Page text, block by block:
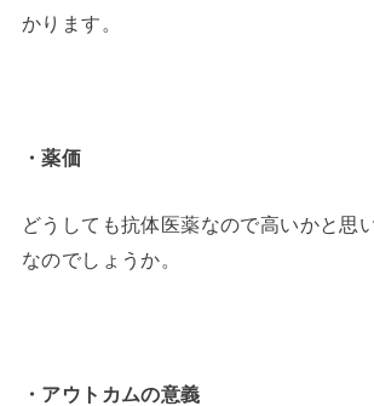
かります。
・薬価
どうしても抗体医薬なので高いかと思
なのでしょうか。
・アウトカムの意義